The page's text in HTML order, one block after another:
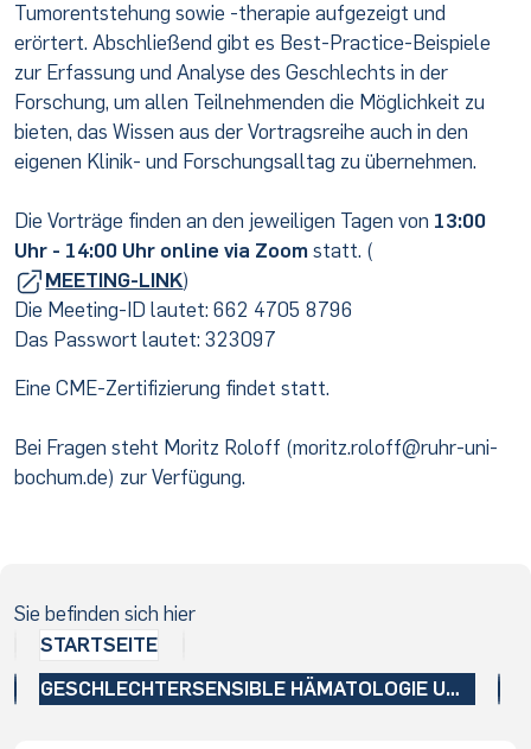
Tumorentstehung sowie -therapie aufgezeigt und
erörtert. Abschließend gibt es Best-Practice-Beispiele
zur Erfassung und Analyse des Geschlechts in der
Forschung, um allen Teilnehmenden die Möglichkeit zu
bieten, das Wissen aus der Vortragsreihe auch in den
eigenen Klinik- und Forschungsalltag zu übernehmen.
Die Vorträge finden an den jeweiligen Tagen von 13:00
Uhr - 14:00 Uhr online via Zoomstatt. (
MEETING-LINK)
Die Meeting-ID lautet: 662 4705 8796
Das Passwort lautet: 323097
Eine CME-Zertifizierung findet statt.
Bei Fragen steht Moritz Roloff (moritz.roloff@ruhr-uni-
bochum.de) zur Verfügung.
Sie befinden sich hier
STARTSEITE
GESCHLECHTERSENSIBLE HÄMATOLOGIE UND ONKOLOGIE - VORTRAGSREIHE BEGINNT VON NEUEM!